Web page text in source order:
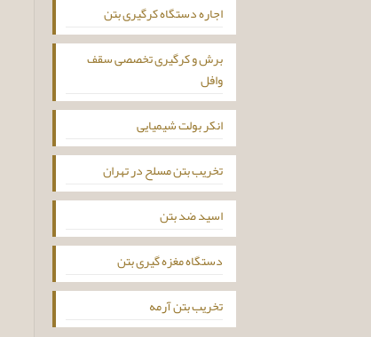
اجاره دستگاه کرگیری بتن
برش و کرگیری تخصصی سقف
وافل
انکر بولت شیمیایی
تخریب بتن مسلح در تهران
اسید ضد بتن
دستگاه مغزه گیری بتن
تخریب بتن آرمه